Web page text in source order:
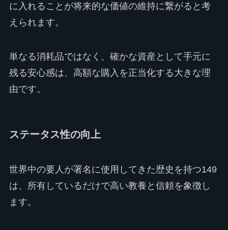
に入れることが将来的な価値の維持に繋がると考
えられます。
単なる消耗品ではなく、確かな資産として手元に
残る安心感は、高額な購入を正当化する大きな理
由です。
ステータス性の向上
世界中の要人が署名に使用してきた歴史を持つ149
は、所有しているだけで高い教養と信頼を象徴し
ます。